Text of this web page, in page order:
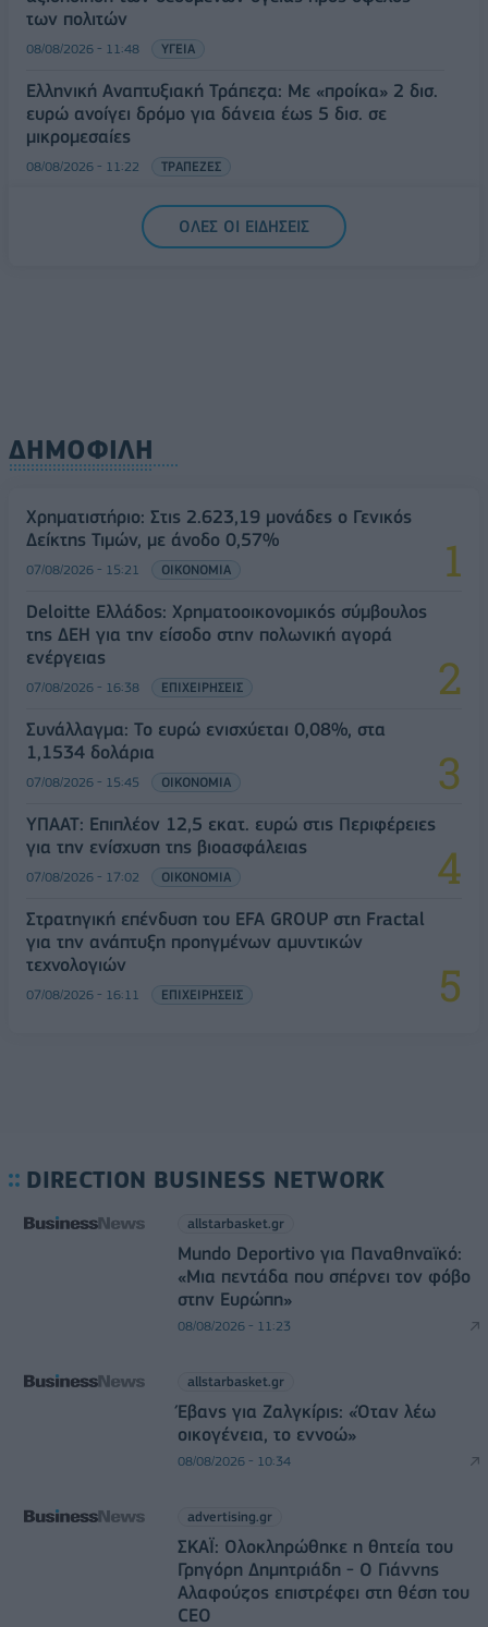
των πολιτών
08/08/2026 - 11:48 ΥΓΕΙΑ
Ελληνική Αναπτυξιακή Τράπεζα: Με «προίκα» 2 δισ.
ευρώ ανοίγει δρόμο για δάνεια έως 5 δισ. σε
μικρομεσαίες
08/08/2026 - 11:22 ΤΡΑΠΕΖΕΣ
5G παντού, 6G στον ορίζοντα: Πού βρίσκεται η
Ελλάδα στη μεγάλη τεχνολογική μετάβαση
ΟΛΕΣ ΟΙ ΕΙΔΗΣΕΙΣ
ΔΗΜΟΦΙΛΗ
Χρηματιστήριο: Στις 2.623,19 μονάδες ο Γενικός
Δείκτης Τιμών, με άνοδο 0,57%
07/08/2026 - 15:21 ΟΙΚΟΝΟΜΙΑ
Deloitte Ελλάδος: Χρηματοοικονομικός σύμβουλος
της ΔΕΗ για την είσοδο στην πολωνική αγορά
ενέργειας
07/08/2026 - 16:38 ΕΠΙΧΕΙΡΗΣΕΙΣ
Συνάλλαγμα: Το ευρώ ενισχύεται 0,08%, στα
1,1534 δολάρια
07/08/2026 - 15:45 ΟΙΚΟΝΟΜΙΑ
ΥΠΑΑΤ: Επιπλέον 12,5 εκατ. ευρώ στις Περιφέρειες
για την ενίσχυση της βιοασφάλειας
07/08/2026 - 17:02 ΟΙΚΟΝΟΜΙΑ
Στρατηγική επένδυση του EFA GROUP στη Fractal
για την ανάπτυξη προηγμένων αμυντικών
τεχνολογιών
07/08/2026 - 16:11 ΕΠΙΧΕΙΡΗΣΕΙΣ
DIRECTION BUSINESS NETWORK
allstarbasket.gr
Mundo Deportivo για Παναθηναϊκό:
«Μια πεντάδα που σπέρνει τον φόβο
στην Ευρώπη»
08/08/2026 - 11:23
allstarbasket.gr
Έβανς για Ζαλγκίρις: «Όταν λέω
οικογένεια, το εννοώ»
08/08/2026 - 10:34
advertising.gr
ΣΚΑΪ: Ολοκληρώθηκε η θητεία του
Γρηγόρη Δημητριάδη - Ο Γιάννης
Αλαφούζος επιστρέφει στη θέση του
CEO